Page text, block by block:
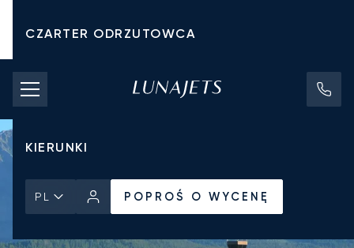
CZARTER ODRZUTOWCA
KOSZTY CZARTERU
PRYWATNE ODRZUTOWCE
KIERUNKI
PL POPROŚ O WYCENĘ